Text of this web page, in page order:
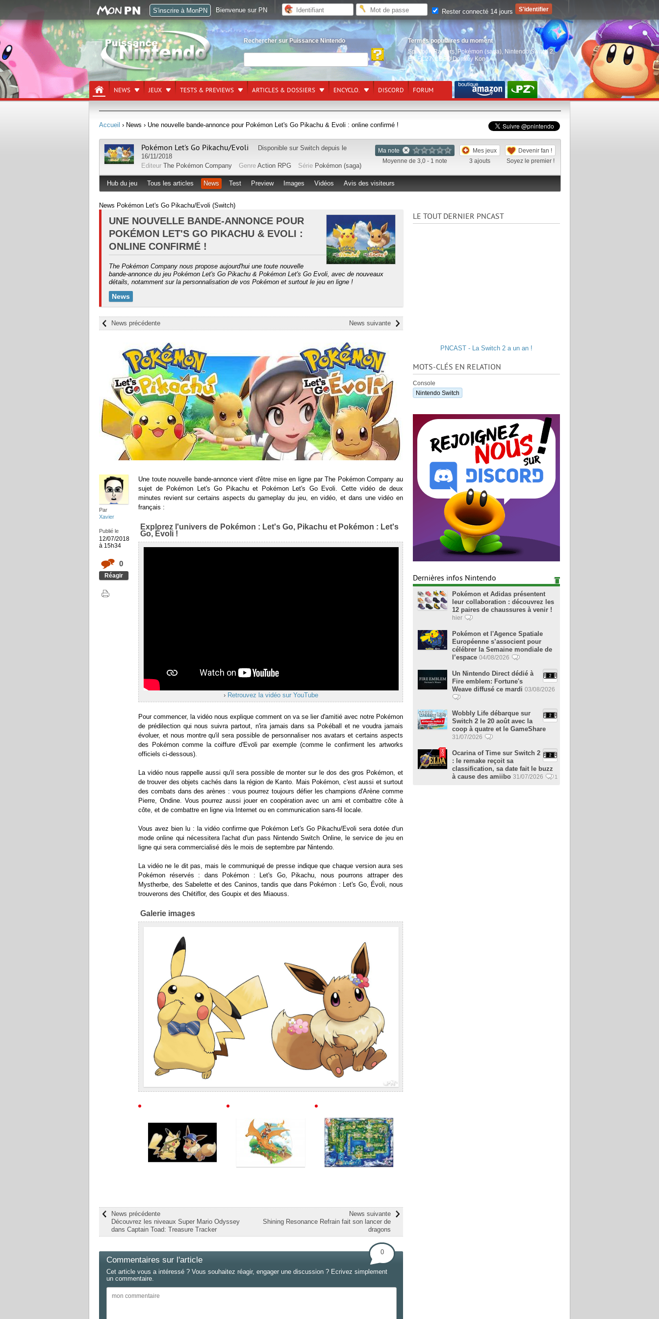
Rechercher sur Puissance Nintendo
Termes populaires du moment
Splatoon Raiders, Pokémon (saga) Nintendo Switch 2,
EA FC27,LEGO Donkey Kong
NEWS JEUX TESTS & PREVIEWS ARTICLES & DOSSIERS ENCYCLO. DISCORD FORUM
Accueil › News › Une nouvelle bande-annonce pour Pokémon Let's Go Pikachu & Evoli : online confirmé !
Ma note
Moyenne de 3,0 - 1 note
Mes jeux
3 ajouts
Devenir fan !
Soyez le premier !
Pokémon Let's Go Pikachu/Evoli Disponible sur Switch depuis le
16/11/2018
Editeur The Pokémon Company Genre Action RPG Série Pokémon (saga)
Hub du jeu Tous les articles News Test Preview Images Vidéos Avis des visiteurs
News Pokémon Let's Go Pikachu/Evoli (Switch)
UNE NOUVELLE BANDE-ANNONCE POUR
POKÉMON LET'S GO PIKACHU & EVOLI :
ONLINE CONFIRMÉ !
The Pokémon Company nous propose aujourd'hui une toute nouvelle
bande-annonce du jeu Pokémon Let's Go Pikachu & Pokémon Let's Go Evoli, avec de nouveaux
détails, notamment sur la personnalisation de vos Pokémon et surtout le jeu en ligne !
News
News suivante
News précédente
Par
Xavier
Publié le
12/07/2018
à 15h34
0
Réagir
Une toute nouvelle bande-annonce vient d'être mise en ligne par The Pokémon Company au
sujet de Pokémon Let's Go Pikachu et Pokémon Let's Go Evoli. Cette vidéo de deux
minutes revient sur certains aspects du gameplay du jeu, en vidéo, et dans une vidéo en
français :
Explorez l'univers de Pokémon : Let's Go, Pikachu et Pokémon : Let's
Go, Évoli !
› Retrouvez la vidéo sur YouTube
Pour commencer, la vidéo nous explique comment on va se lier d'amitié avec notre Pokémon
de prédilection qui nous suivra partout, n'ira jamais dans sa Pokéball et ne voudra jamais
évoluer, et nous montre qu'il sera possible de personnaliser nos avatars et certains aspects
des Pokémon comme la coiffure d'Evoli par exemple (comme le confirment les artworks
officiels ci-dessous).
La vidéo nous rappelle aussi qu'il sera possible de monter sur le dos des gros Pokémon, et
de trouver des objets cachés dans la région de Kanto. Mais Pokémon, c'est aussi et surtout
des combats dans des arènes : vous pourrez toujours défier les champions d'Arène comme
Pierre, Ondine. Vous pourrez aussi jouer en coopération avec un ami et combattre côte à
côte, et de combattre en ligne via Internet ou en communication sans-fil locale.
Vous avez bien lu : la vidéo confirme que Pokémon Let's Go Pikachu/Evoli sera dotée d'un
mode online qui nécessitera l'achat d'un pass Nintendo Switch Online, le service de jeu en
ligne qui sera commercialisé dès le mois de septembre par Nintendo.
La vidéo ne le dit pas, mais le communiqué de presse indique que chaque version aura ses
Pokémon réservés : dans Pokémon : Let's Go, Pikachu, nous pourrons attraper des
Mystherbe, des Sabelette et des Caninos, tandis que dans Pokémon : Let's Go, Évoli, nous
trouverons des Chétiflor, des Goupix et des Miaouss.
Galerie images
News suivante
Shining Resonance Refrain fait son lancer de
dragons
News précédente
Découvrez les niveaux Super Mario Odyssey
dans Captain Toad: Treasure Tracker
Commentaires sur l'article
0
Cet article vous a intéressé ? Vous souhaitez réagir, engager une discussion ? Ecrivez simplement
un commentaire.
LE TOUT DERNIER PNCAST
PNCAST - La Switch 2 a un an !
MOTS-CLÉS EN RELATION
Console
Nintendo Switch
Dernières infos Nintendo
Pokémon et Adidas présentent
leur collaboration : découvrez les
12 paires de chaussures à venir !
hier
Pokémon et l'Agence Spatiale
Européenne s’associent pour
célébrer la Semaine mondiale de
l’espace 04/08/2026
Un Nintendo Direct dédié à
Fire emblem: Fortune's
Weave diffusé ce mardi 03/08/2026
Wobbly Life débarque sur
Switch 2 le 20 août avec la
coop à quatre et le GameShare
31/07/2026
Ocarina of Time sur Switch 2
: le remake reçoit sa
classification, sa date fait le buzz
à cause des amiibo 31/07/2026 1
S'inscrire à MonPN Bienvenue sur PN Rester connecté 14 jours